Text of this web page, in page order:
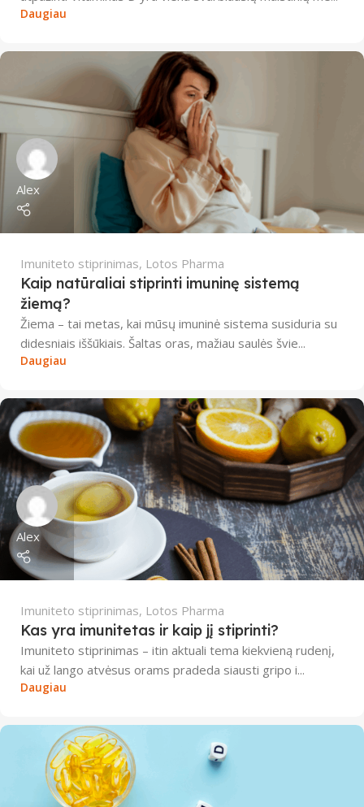
Daugiau
Alex
Imuniteto stiprinimas, Lotos Pharma
Kaip natūraliai stiprinti imuninę sistemą
žiemą?
Žiema – tai metas, kai mūsų imuninė sistema susiduria su
didesniais iššūkiais. Šaltas oras, mažiau saulės švie...
Daugiau
Alex
Imuniteto stiprinimas, Lotos Pharma
Kas yra imunitetas ir kaip jį stiprinti?
Imuniteto stiprinimas – itin aktuali tema kiekvieną rudenį,
kai už lango atvėsus orams pradeda siausti gripo i...
Daugiau